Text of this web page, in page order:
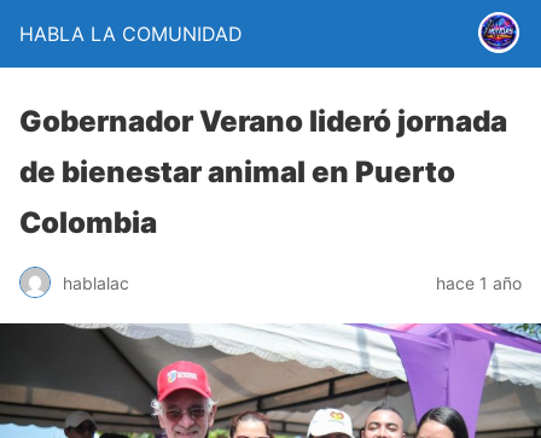
HABLA LA COMUNIDAD
Gobernador Verano lideró jornada
de bienestar animal en Puerto
Colombia
hablalac hace 1 año